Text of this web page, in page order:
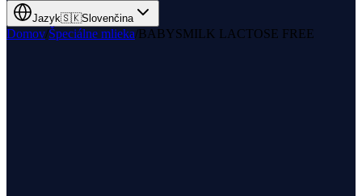
Jazyk🇸🇰Slovenčina
Domov/Špeciálne mlieka/BABYSMILK LACTOSE FREE